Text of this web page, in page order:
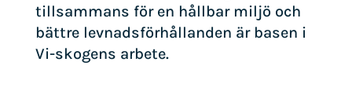
tillsammans för en hållbar miljö och
bättre levnadsförhållanden är basen i
Vi-skogens arbete.